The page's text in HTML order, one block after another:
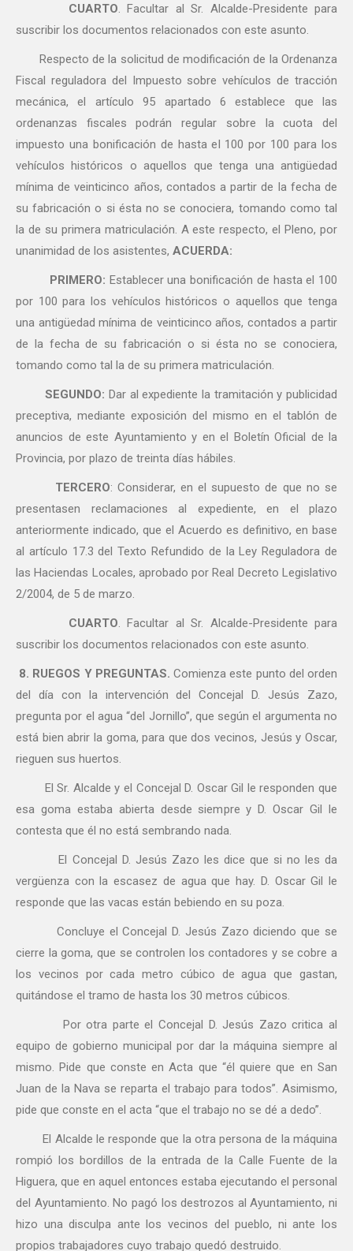
CUARTO. Facultar al Sr. Alcalde-Presidente para
suscribir los documentos relacionados con este asunto.
Respecto de la solicitud de modificación de la Ordenanza
Fiscal reguladora del Impuesto sobre vehículos de tracción
mecánica, el artículo 95 apartado 6 establece que las
ordenanzas fiscales podrán regular sobre la cuota del
impuesto una bonificación de hasta el 100 por 100 para los
vehículos históricos o aquellos que tenga una antigüedad
mínima de veinticinco años, contados a partir de la fecha de
su fabricación o si ésta no se conociera, tomando como tal
la de su primera matriculación. A este respecto, el Pleno, por
unanimidad de los asistentes, ACUERDA:
PRIMERO: Establecer una bonificación de hasta el 100
por 100 para los vehículos históricos o aquellos que tenga
una antigüedad mínima de veinticinco años, contados a partir
de la fecha de su fabricación o si ésta no se conociera,
tomando como tal la de su primera matriculación.
SEGUNDO: Dar al expediente la tramitación y publicidad
preceptiva, mediante exposición del mismo en el tablón de
anuncios de este Ayuntamiento y en el Boletín Oficial de la
Provincia, por plazo de treinta días hábiles.
TERCERO: Considerar, en el supuesto de que no se
presentasen reclamaciones al expediente, en el plazo
anteriormente indicado, que el Acuerdo es definitivo, en base
al artículo 17.3 del Texto Refundido de la Ley Reguladora de
las Haciendas Locales, aprobado por Real Decreto Legislativo
2/2004, de 5 de marzo.
CUARTO. Facultar al Sr. Alcalde-Presidente para
suscribir los documentos relacionados con este asunto.
8. RUEGOS Y PREGUNTAS.Comienza este punto del orden
del día con la intervención del Concejal D. Jesús Zazo,
pregunta por el agua “del Jornillo”, que según el argumenta no
está bien abrir la goma, para que dos vecinos, Jesús y Oscar,
rieguen sus huertos.
El Sr. Alcalde y el Concejal D. Oscar Gil le responden que
esa goma estaba abierta desde siempre y D. Oscar Gil le
contesta que él no está sembrando nada.
El Concejal D. Jesús Zazo les dice que si no les da
vergüenza con la escasez de agua que hay. D. Oscar Gil le
responde que las vacas están bebiendo en su poza.
Concluye el Concejal D. Jesús Zazo diciendo que se
cierre la goma, que se controlen los contadores y se cobre a
los vecinos por cada metro cúbico de agua que gastan,
quitándose el tramo de hasta los 30 metros cúbicos.
Por otra parte el Concejal D. Jesús Zazo critica al
equipo de gobierno municipal por dar la máquina siempre al
mismo. Pide que conste en Acta que “él quiere que en San
Juan de la Nava se reparta el trabajo para todos”. Asimismo,
pide que conste en el acta “que el trabajo no se dé a dedo”.
El Alcalde le responde que la otra persona de la máquina
rompió los bordillos de la entrada de la Calle Fuente de la
Higuera, que en aquel entonces estaba ejecutando el personal
del Ayuntamiento. No pagó los destrozos al Ayuntamiento, ni
hizo una disculpa ante los vecinos del pueblo, ni ante los
propios trabajadores cuyo trabajo quedó destruido.